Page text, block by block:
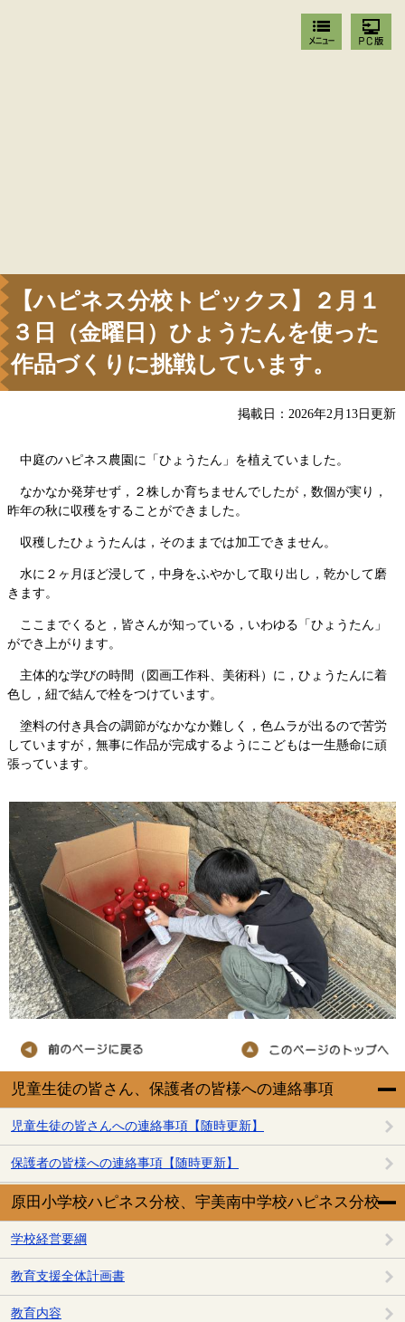
児童生徒の皆さん、保護者の皆様への連絡事項
児童生徒の皆さんへの連絡事項【随時更新】
保護者の皆様への連絡事項【随時更新】
原田小学校ハピネス分校、宇美南中学校ハピネス分校
学校経営要綱
教育支援全体計画書
教育内容
【ハピネス分校トピックス】２月１
３日（金曜日）ひょうたんを使った
作品づくりに挑戦しています。
掲載日：2026年2月13日更新
中庭のハピネス農園に「ひょうたん」を植えていました。
なかなか発芽せず，２株しか育ちませんでしたが，数個が実り，
昨年の秋に収穫をすることができました。
収穫したひょうたんは，そのままでは加工できません。
水に２ヶ月ほど浸して，中身をふやかして取り出し，乾かして磨
きます。
ここまでくると，皆さんが知っている，いわゆる「ひょうたん」
ができ上がります。
主体的な学びの時間（図画工作科、美術科）に，ひょうたんに着
色し，紐で結んで栓をつけています。
塗料の付き具合の調節がなかなか難しく，色ムラが出るので苦労
していますが，無事に作品が完成するようにこどもは一生懸命に頑
張っています。